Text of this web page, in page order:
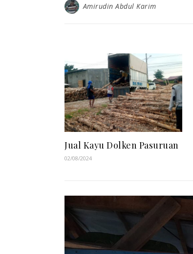
Amirudin Abdul Karim
Jual Kayu Dolken Pasuruan
02/08/2024